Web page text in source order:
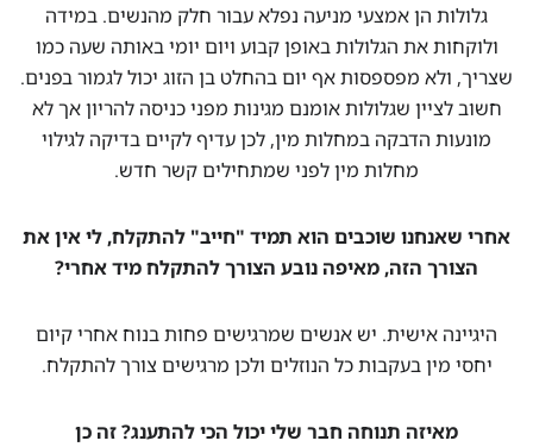
גלולות הן אמצעי מניעה נפלא עבור חלק מהנשים. במידה
ולוקחות את הגלולות באופן קבוע ויום יומי באותה שעה כמו
שצריך, ולא מפספסות אף יום בהחלט בן הזוג יכול לגמור בפנים.
חשוב לציין שגלולות אומנם מגינות מפני כניסה להריון אך לא
מונעות הדבקה במחלות מין, לכן עדיף לקיים בדיקה לגילוי
מחלות מין לפני שמתחילים קשר חדש.
אחרי שאנחנו שוכבים הוא תמיד "חייב" להתקלח, לי אין את
הצורך הזה, מאיפה נובע הצורך להתקלח מיד אחרי?
היגיינה אישית. יש אנשים שמרגישים פחות בנוח אחרי קיום
יחסי מין בעקבות כל הנוזלים ולכן מרגישים צורך להתקלח.
מאיזה תנוחה חבר שלי יכול הכי להתענג? זה כן